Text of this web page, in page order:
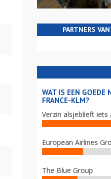
PARTNERS
WAT IS EEN GOEDE
FRANCE-KLM?
Verzin alsjeblieft iets
European Airlines
The Blue Group